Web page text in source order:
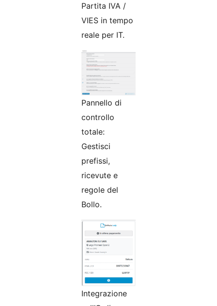
Partita IVA /
VIES in tempo
reale per IT.
Pannello di
controllo
totale:
Gestisci
prefissi,
ricevute e
regole del
Bollo.
Integrazione